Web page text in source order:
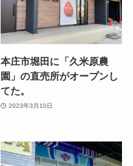
本庄市堀田に「久米原農
園」の直売所がオープンし
てた。
2023年3月10日